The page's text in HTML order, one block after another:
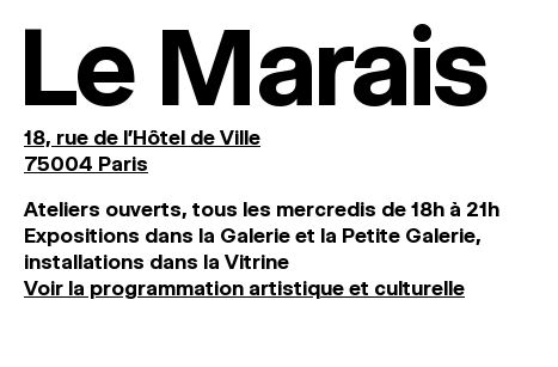
Le Marais
18, rue de l'Hôtel de Ville
75004 Paris
Ateliers ouverts, tous les mercredis de 18h à 21h
Expositions dans la Galerie et la Petite Galerie,
installations dans la Vitrine
Voir la programmation artistique et culturelle